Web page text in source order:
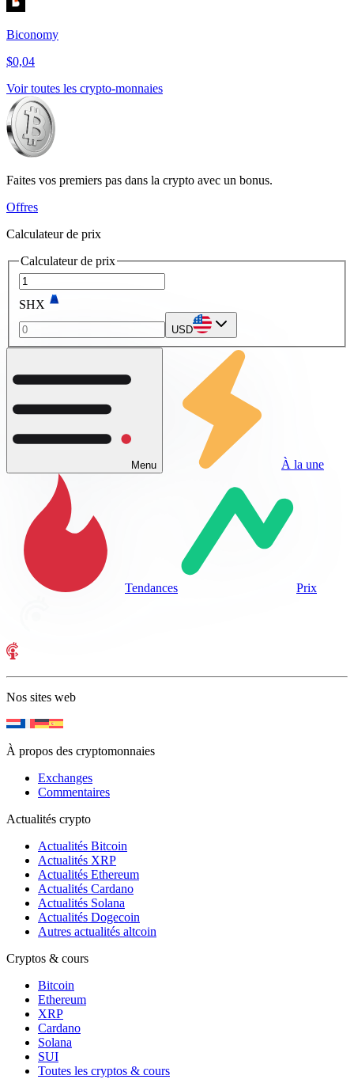
Biconomy
$0,04
Voir toutes les crypto-monnaies
Faites vos premiers pas dans la crypto avec un bonus.
Offres
Calculateur de prix
Calculateur de prix
SHX
USD
Menu À la une
Tendances Prix
Nos sites web
À propos des cryptomonnaies
Exchanges
Commentaires
Actualités crypto
Actualités Bitcoin
Actualités XRP
Actualités Ethereum
Actualités Cardano
Actualités Solana
Actualités Dogecoin
Autres actualités altcoin
Cryptos & cours
Bitcoin
Ethereum
XRP
Cardano
Solana
SUI
Toutes les cryptos & cours